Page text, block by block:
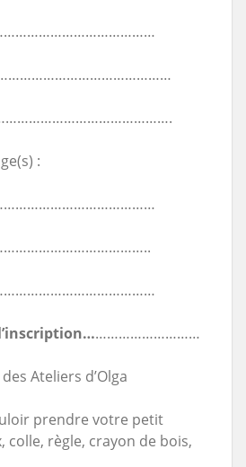
:
………………………
Ateliers d’Olga
prendre votre petit
colle, règle, crayon de bois,